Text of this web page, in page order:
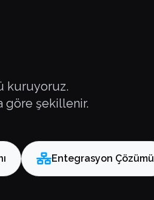
kuruyoruz.
göre şekillenir.
Entegrasyon Çözümü